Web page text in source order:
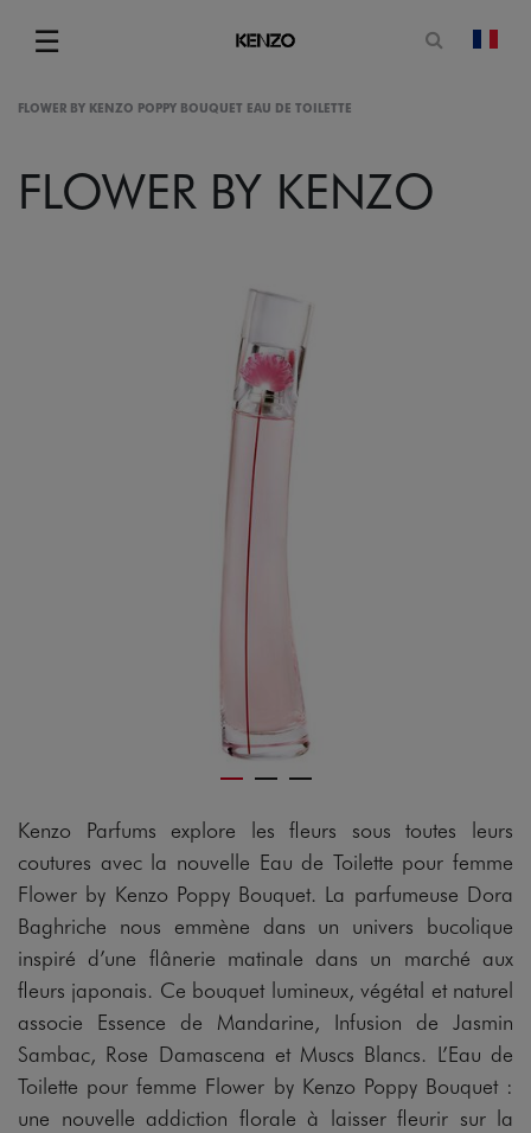
☰
Menu
Ouvrir
FLOWER BY KENZO POPPY BOUQUET EAU DE TOILETTE
FLOWER BY KENZO
Kenzo Parfums explore les fleurs sous toutes leurs
coutures avec la nouvelle Eau de Toilette pour femme
Flower by Kenzo Poppy Bouquet. La parfumeuse Dora
Baghriche nous emmène dans un univers bucolique
inspiré d’une flânerie matinale dans un marché aux
fleurs japonais. Ce bouquet lumineux, végétal et naturel
associe Essence de Mandarine, Infusion de Jasmin
Sambac, Rose Damascena et Muscs Blancs. L’Eau de
Toilette pour femme Flower by Kenzo Poppy Bouquet :
une nouvelle addiction florale à laisser fleurir sur la